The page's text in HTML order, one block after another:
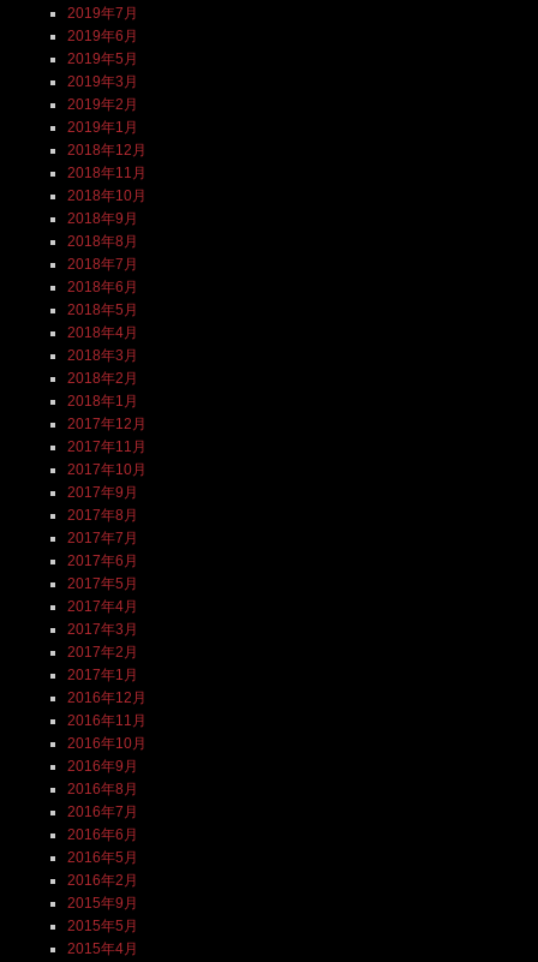
2019年7月
2019年6月
2019年5月
2019年3月
2019年2月
2019年1月
2018年12月
2018年11月
2018年10月
2018年9月
2018年8月
2018年7月
2018年6月
2018年5月
2018年4月
2018年3月
2018年2月
2018年1月
2017年12月
2017年11月
2017年10月
2017年9月
2017年8月
2017年7月
2017年6月
2017年5月
2017年4月
2017年3月
2017年2月
2017年1月
2016年12月
2016年11月
2016年10月
2016年9月
2016年8月
2016年7月
2016年6月
2016年5月
2016年2月
2015年9月
2015年5月
2015年4月